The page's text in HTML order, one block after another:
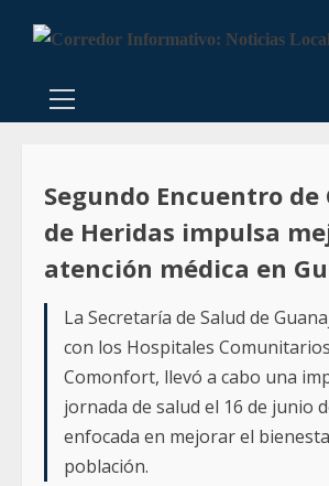
Segundo Encuentro de
de Heridas impulsa
atención médica en
La Secretaría de Salud de
con los Hospitales
Comonfort, llevó a cabo una
jornada de salud el 16 de junio
enfocada en mejorar el
población.